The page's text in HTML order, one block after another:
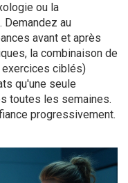
ou la
Demandez au
avant et après
la combinaison de
ciblés)
qu'une seule
toutes les semaines.
progressivement.